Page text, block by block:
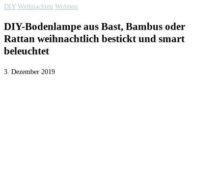
DIY Weihnachten Wohnen
DIY-Bodenlampe aus Bast, Bambus oder
Rattan weihnachtlich bestickt und smart
beleuchtet
3. Dezember 2019